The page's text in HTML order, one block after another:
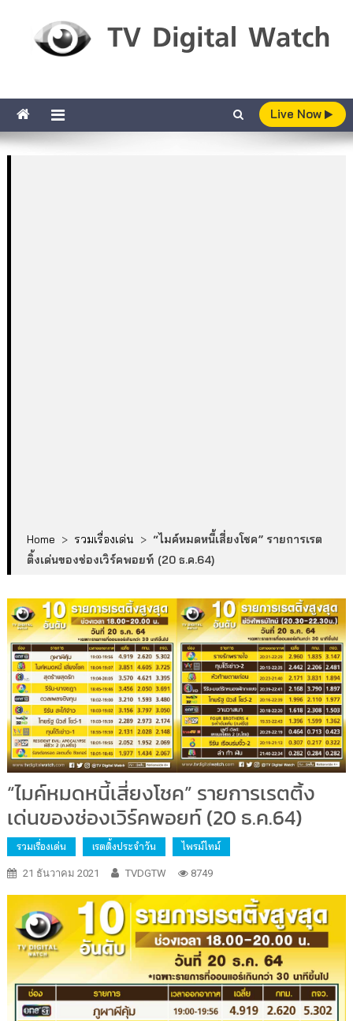
Live Now
Home > รวมเรื่องเด่น > “ไมค์หมดหนี้เสี่ยงโชค” รายการเรต
ติ้งเด่นของช่องเวิร์คพอยท์ (20 ธ.ค.64)
“ไมค์หมดหนี้เสี่ยงโชค” รายการเรตติ้ง
เด่นของช่องเวิร์คพอยท์ (20 ธ.ค.64)
รวมเรื่องเด่น เรตติ้งประจำวัน ไพรม์ไทม์
21 ธันวาคม 2021 TVDGTW 8749